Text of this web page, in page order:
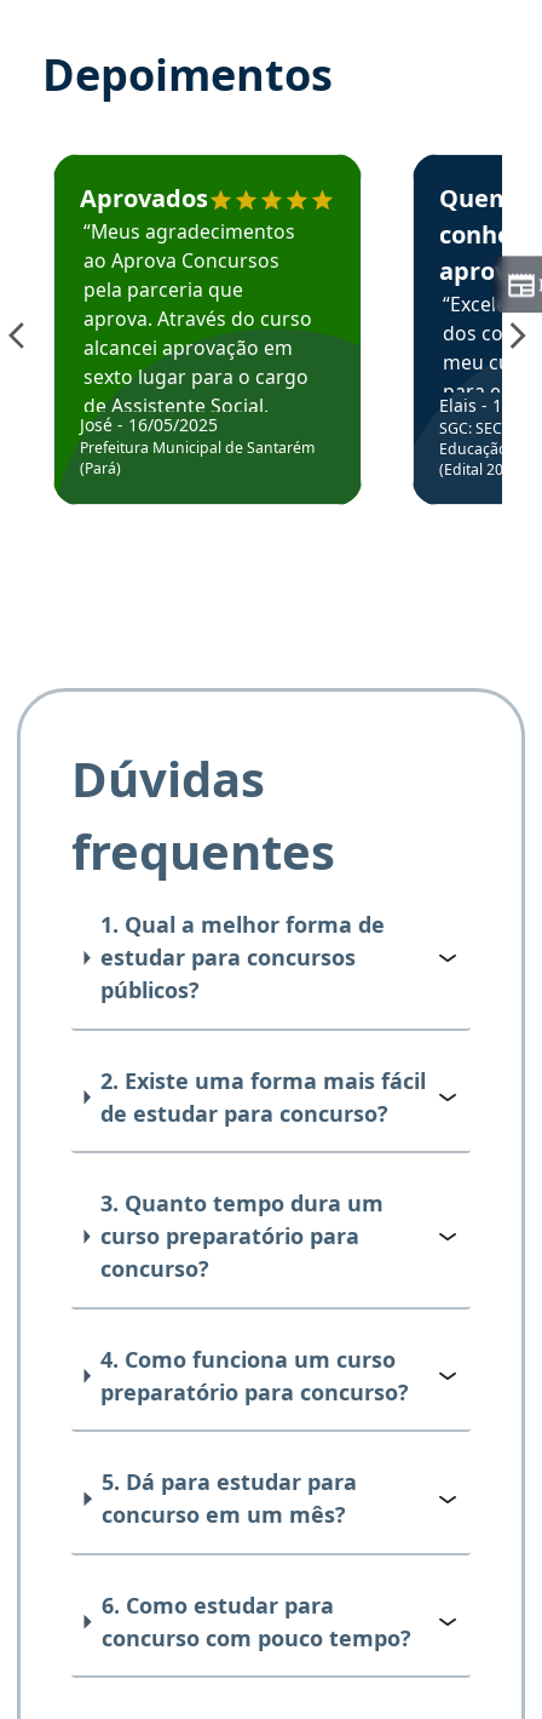
Depoimentos
Estudante José recomenda o Aprova Concursos em
Aprovados
“Meus agradecimentos
ao Aprova Concursos
pela parceria que
aprova. Através do curso
alcancei aprovação em
sexto lugar para o cargo
de Assistente Social.
Hoje estou atuando na
Prefeitura de Santarém.
José - 16/05/2025
Prefeitura Municipal de Santarém
(Pará)
Estudante
Quem
aprova
dos
meu
para
colocar
através
de
Elais - 15/
SGC: SEC BA
Educação
(Edital
Dúvidas
frequentes
1. Qual a melhor forma de
estudar para concursos
públicos?
2. Existe uma forma mais fácil
de estudar para concurso?
3. Quanto tempo dura um
curso preparatório para
concurso?
4. Como funciona um curso
preparatório para concurso?
5. Dá para estudar para
concurso em um mês?
6. Como estudar para
concurso com pouco tempo?